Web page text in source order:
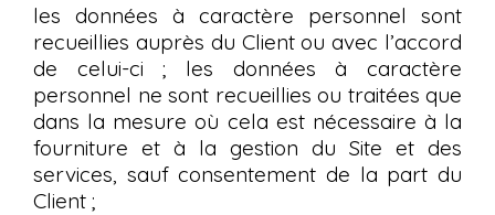
les données à caractère personnel sont
recueillies auprès du Client ou avec l’accord
de celui-ci ; les données à caractère
personnel ne sont recueillies ou traitées que
dans la mesure où cela est nécessaire à la
fourniture et à la gestion du Site et des
services, sauf consentement de la part du
Client ;